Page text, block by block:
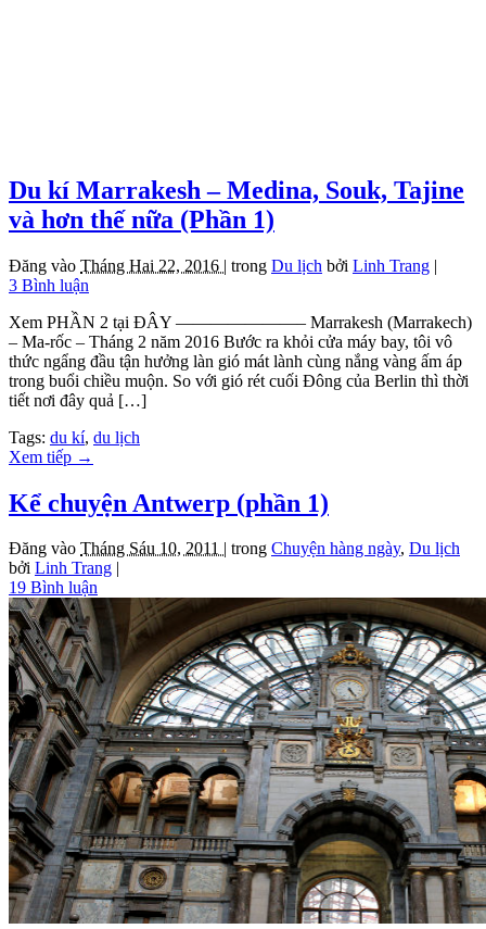
Du kí Marrakesh – Medina, Souk, Tajine
và hơn thế nữa (Phần 1)
Đăng vào Tháng Hai 22, 2016 | trong Du lịch bởi Linh Trang |
3 Bình luận
Xem PHẦN 2 tại ĐÂY ———————– Marrakesh (Marrakech)
– Ma-rốc – Tháng 2 năm 2016 Bước ra khỏi cửa máy bay, tôi vô
thức ngẩng đầu tận hưởng làn gió mát lành cùng nắng vàng ấm áp
trong buổi chiều muộn. So với gió rét cuối Đông của Berlin thì thời
tiết nơi đây quả […]
Tags: du kí, du lịch
Xem tiếp →
Kể chuyện Antwerp (phần 1)
Đăng vào Tháng Sáu 10, 2011 | trong Chuyện hàng ngày, Du lịch
bởi Linh Trang |
19 Bình luận